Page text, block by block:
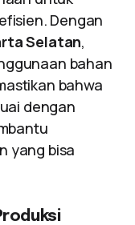
Dengan
Selatan,
bahan
bahwa
dengan
yang bisa